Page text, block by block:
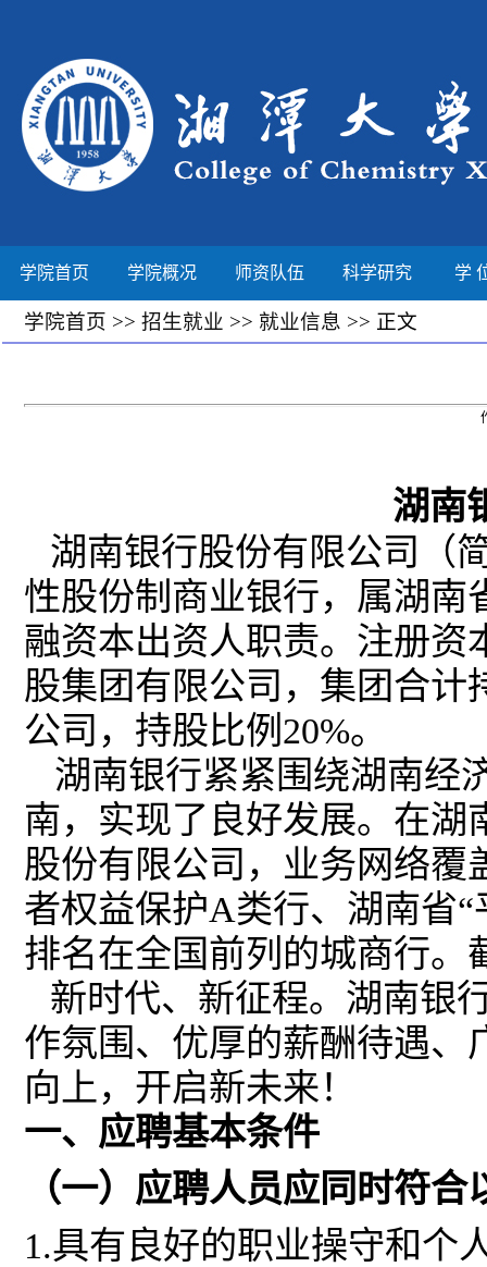
学院首页 学院概况 师资队伍 科学研究 学
学院首页 >> 招生就业 >> 就业信息 >> 正文
湖南
湖南银行股份有限公司（
性股份制商业银行，属湖南
融资本出资人职责。注册资
股集团有限公司，集团合计
公司，持股比例20%。
湖南银行紧紧围绕湖南经
南，实现了良好发展。在湖
股份有限公司，业务网络
者权益保护A类行、湖南省
排名在全国前列的城商行。
新时代、新征程。湖南银
作氛围、优厚的薪酬待遇、
向上，开启新未来！
一、应聘基本条件
（一）应聘人员应同时符合
1.具有良好的职业操守和个